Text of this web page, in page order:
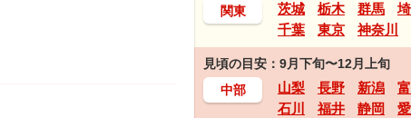
関東
茨城 栃木 群馬
千葉
東京 神奈川
見頃の目安：9月下旬〜12月上旬
中部
山梨 長野 新潟
石川
福井 静岡